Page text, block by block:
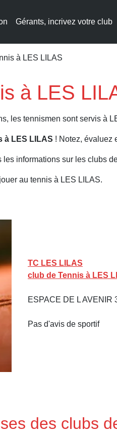
Gérants, incrivez votre club
à LES LILAS
à LES
les tennismen sont servis à
à LES LILAS ! Notez, évaluez
les informations sur les clubs
au tennis à LES LILAS.
TC LES LILAS
club de Tennis à LES
ESPACE DE L
Pas d'avis de sportif
des clubs